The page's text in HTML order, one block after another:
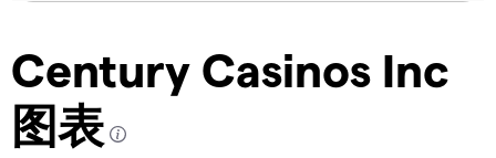
Century Casinos Inc
图表